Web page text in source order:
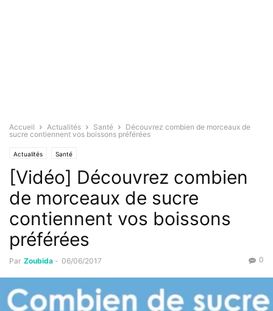
Accueil Actualités Santé
Découvrez combien de morceaux de
sucre contiennent vos boissons préférées
Actualités Santé
[Vidéo] Découvrez combien
de morceaux de sucre
contiennent vos boissons
préférées
Par Zoubida - 06/06/2017 0